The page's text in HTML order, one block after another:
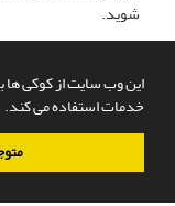
این وب سایت از کوکی ها
خدمات استفاده می کند.
شوید.
سامانه مدیریت